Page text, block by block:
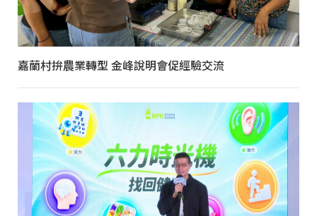
嘉蘭村拚農業轉型 金峰說明會促經驗交流